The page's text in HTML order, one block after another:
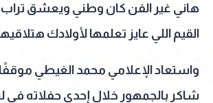
هاني غير الفن كان وطني ويعشق
القيم اللي عايز تعلمها لأولادك
واستعاد الإعلامي محمد الغيطي
شاكر بالجمهور خلال إحدى حفلاته في